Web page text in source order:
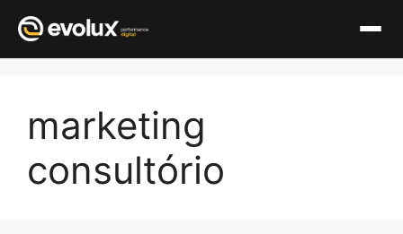
conteúdo
marketing
consultório